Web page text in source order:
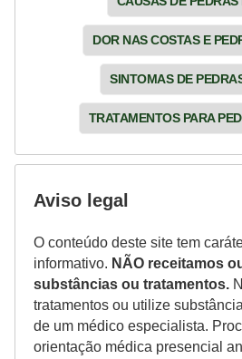
DOR NAS COSTAS E
SINTOMAS DE
TRATAMENTOS PARA
Aviso legal
O conteúdo deste site tem
informativo. NÃO receitamos
substâncias ou tratamentos.
tratamentos ou utilize
de um médico especialista.
orientação médica presencial